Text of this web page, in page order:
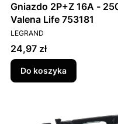
Gniazdo 2P+Z 16A -
Valena Life 753181
PRODUCENT
LEGRAND
Cena
24,97 zł
Do koszyka